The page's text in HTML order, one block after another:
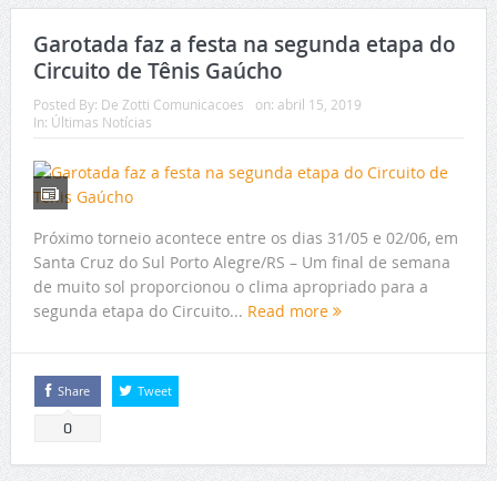
Garotada faz a festa na segunda etapa do
Circuito de Tênis Gaúcho
Posted By: De Zotti Comunicacoes on: abril 15, 2019
In: Últimas Notícias
Próximo torneio acontece entre os dias 31/05 e 02/06, em
Santa Cruz do Sul Porto Alegre/RS – Um final de semana
de muito sol proporcionou o clima apropriado para a
segunda etapa do Circuito... Read more
Share
0
Tweet